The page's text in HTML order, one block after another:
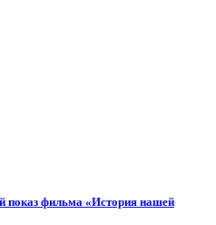
показ фильма «История нашей